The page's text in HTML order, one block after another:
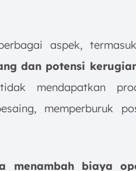
aspek,
dan potensi
mendapatkan
memperburuk
biaya